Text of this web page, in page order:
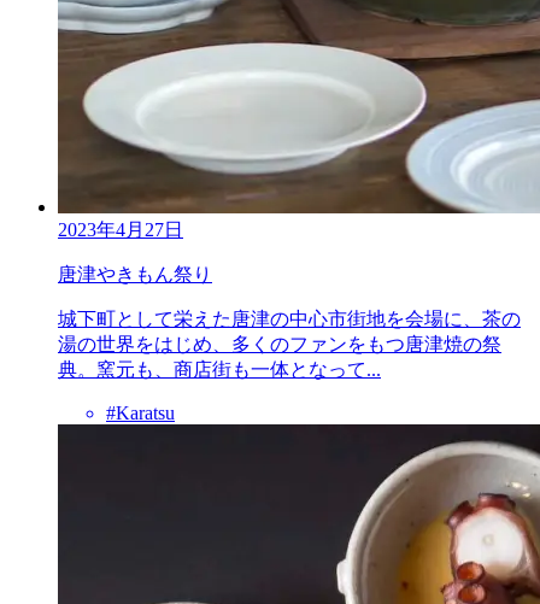
2023年4月27日
唐津やきもん祭り
城下町として栄えた唐津の中心市街地を会場に、茶の
湯の世界をはじめ、多くのファンをもつ唐津焼の祭
典。窯元も、商店街も一体となって...
#Karatsu